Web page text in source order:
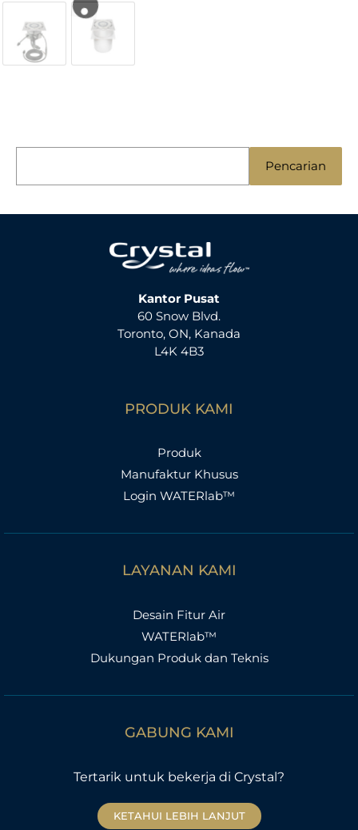
Pencarian
Kantor Pusat
60 Snow Blvd.
Toronto, ON, Kanada
L4K 4B3
PRODUK KAMI
Produk
Manufaktur Khusus
Login WATERlab™
LAYANAN KAMI
Desain Fitur Air
WATERlab™
Dukungan Produk dan Teknis
GABUNG KAMI
Tertarik untuk bekerja di Crystal?
KETAHUI LEBIH LANJUT